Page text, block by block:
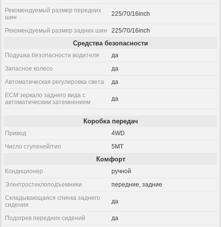
Рекомендуемый размер передних
шин
225/70/16inch
Рекомендуемый размер задних шин 225/70/16inch
Средства безопасности
Подушка безопасности водителя
да
Запасное колесо
да
Автоматическая регулировка света
да
ECM зеркало заднего вида с
автоматическим затемнением
да
Коробка передач
Привод
4WD
Число ступеней/тип
5MT
Комфорт
Кондиционер
ручной
Электростеклоподъемники
передние, задние
Складывающаяся спинка заднего
сидения
да
Подогрев передних сидений
да